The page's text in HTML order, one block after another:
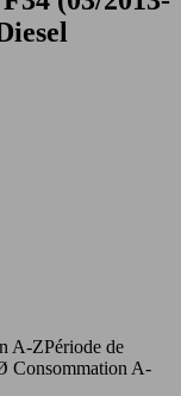
A-ZPériode de
Consommation A-